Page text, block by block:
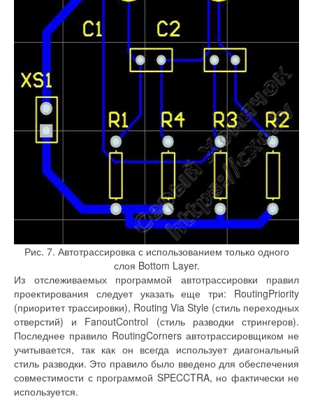
Рис. 7. Автотрассировка с использованием только одного
слоя Bottom Layer.
Из отслеживаемых программой автотрассировки правил
проектирования следует указать еще три: RoutingPriority
(приоритет трассировки), Routing Via Style (стиль переходных
отверстий) и FanoutControl (стиль разводки стрингеров).
Последнее правило RoutingCorners автотрассировщиком не
учитывается, так как он всегда использует диагональный
стиль разводки. Это правило было введено для обеспечения
совместимости с программой SPECCTRA, но фактически не
используется.